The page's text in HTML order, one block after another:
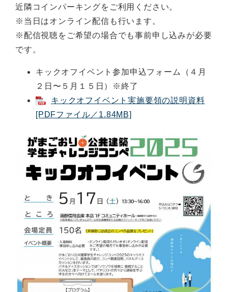
近隣コインパーキングをご利用ください。
※当日はオンライン配信も行います。
※配信視聴をご希望の場合でも事前申し込みが必要
です。
キックオフイベント参加申込フォーム（４月
２日〜５月１５日）※終了
キックオフイベント実施要領の説明資料
[PDFファイル／1.84MB]